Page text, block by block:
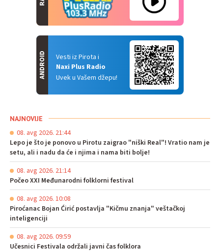
Vesti iz Pirota i
Naxi Plus Radio
Uvek u Vašem džepu!
ANDROID
NAJNOVIJE
08. avg 2026. 21:44
Lepo je što je ponovo u Pirotu zaigrao "niški Real"! Vratio nam je
setu, ali i nadu da će i njima i nama biti bolje!
08. avg 2026. 21:14
Počeo XXI Međunarodni folklorni festival
08. avg 2026. 10:08
Piroćanac Bojan Ćirić postavlja "Kičmu znanja" veštačkoj
inteligenciji
08. avg 2026. 09:59
Učesnici Festivala održali javni čas folklora